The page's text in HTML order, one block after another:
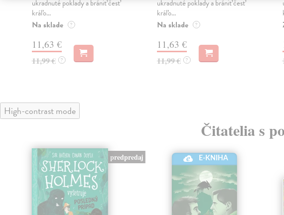
ukradnuté poklady a brániť česť
kráľo...
Na sklade ?
11,63 €
11,99 € ?
ukradnuté poklady a brániť česť
kráľo...
Na sklade ?
11,63 €
11,99 € ?
High-contrast mode
Čitatelia s
predpredaj E-KNIHA